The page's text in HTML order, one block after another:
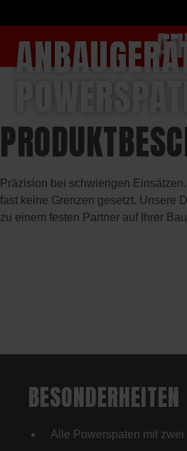
Präzision bei schwierigen
fast keine Grenzen gesetzt. Unsere
zu einem festen Partner auf Ihrer
BESONDERHEITEN
Alle Powerspaten mit